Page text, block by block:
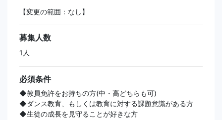
【変更の範囲：なし】
募集人数
1人
必須条件
◆教員免許をお持ちの方(中・高どちらも可)
◆ダンス教育、もしくは教育に対する課題意識がある方
◆生徒の成長を見守ることが好きな方